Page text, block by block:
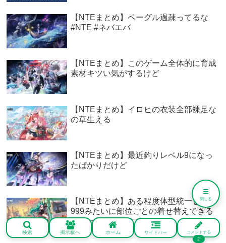
【NTEまとめ】ベーグル過疎ってるな
#NTE #ネバエバ
【NTEまとめ】このゲーム全体的に育成
素材キツい気がするけど
【NTEまとめ】イロヒの衣装全部裸足な
の草生える
【NTEまとめ】最近釣りレベル9になっ
たばかりだけど
【NTEまとめ】ある程度体型統一して
999みたいに部位ごとの着せ替えできる
のが一番なんだよな
検索 掲示板へ ホーム サイドバー コメントする
2
≡
閉じる